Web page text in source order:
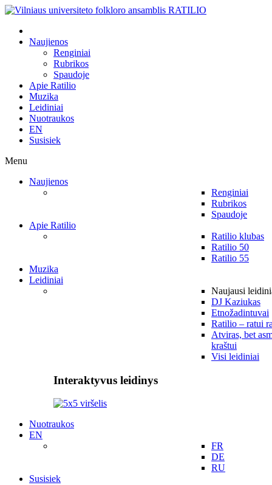
Naujienos
Renginiai
Rubrikos
Spaudoje
Apie Ratilio
Muzika
Leidiniai
Nuotraukos
EN
Susisiek
Menu
Naujienos
Renginiai
Rubrikos
Spaudoje
Apie Ratilio
Ratilio klubas
Ratilio 50
Ratilio 55
Muzika
Leidiniai
Naujausi
DJ Kaziukas
Etnožadintuvai
Ratilio – ratui
Atviras, bet
kraštui
Visi leidiniai
Interaktyvus leidinys
Nuotraukos
EN
FR
DE
RU
Susisiek